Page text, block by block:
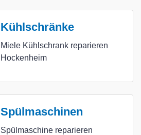
Kühlschränke
Miele Kühlschrank reparieren
Hockenheim
Spülmaschinen
Spülmaschine reparieren